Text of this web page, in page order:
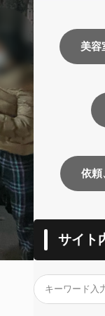
美容
依頼
サイト